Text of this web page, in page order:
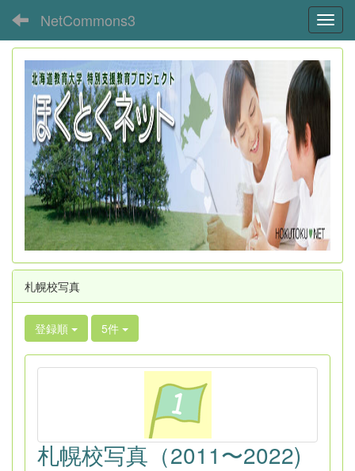
NetCommons3
札幌校写真
登録順 5件
札幌校写真（2011〜2022)